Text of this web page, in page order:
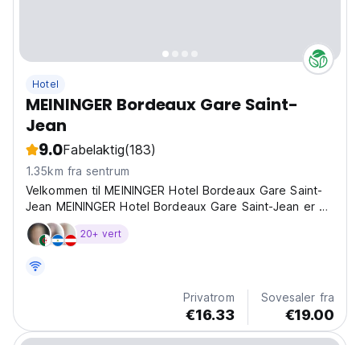
Hotel
MEININGER Bordeaux Gare Saint-
Jean
9.0Fabelaktig(183)
1.35km fra sentrum
Velkommen til MEININGER Hotel Bordeaux Gare Saint-
Jean MEININGER Hotel Bordeaux Gare Saint-Jean er et
stort
20+ vert
Privatrom
€16.33
Sovesaler fra
€19.00